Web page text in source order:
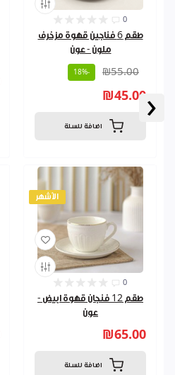
‹
0
طقم 6 فناجين قهوة مزخرف
ملون - عون
₪55.00
-18%
₪45.00
اضافة للسلة
الأشهر
0
طقم 12 فنجان قهوة ابيض -
عون
₪65.00
اضافة للسلة